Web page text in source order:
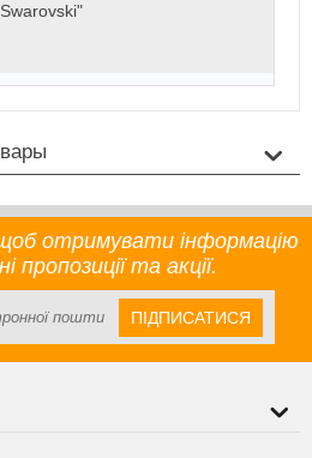
отримувати інформацію
пропозиції та акції.
ПІДПИСАТИСЯ